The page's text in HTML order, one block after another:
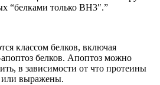
“белками только BH3″.”
классом белков, включая
белков. Апоптоз можно
в зависимости от что протеины
выражены.